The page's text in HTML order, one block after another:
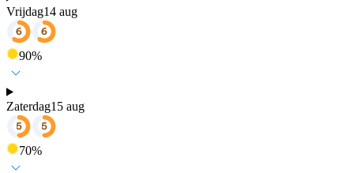
Vrijdag14 aug
90%
Zaterdag15 aug
70%